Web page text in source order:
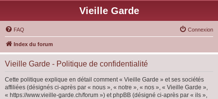
Vieille Garde
FAQ Connexion
Index du forum
Vieille Garde - Politique de confidentialité
Cette politique explique en détail comment « Vieille Garde » et ses sociétés
affiliées (désignés ci-après par « nous », « notre », « nos », « Vieille Garde »,
« https://www.vieille-garde.ch/forum ») et phpBB (désigné ci-après par « ils »,